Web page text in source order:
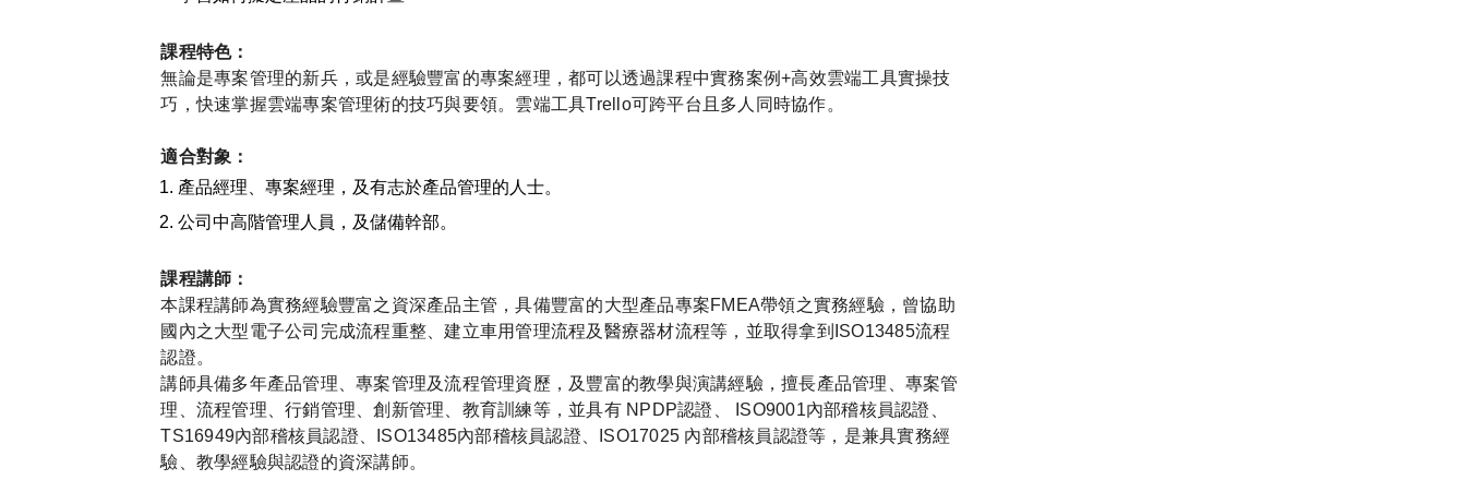
課程特色：
無論是專案管理的新兵，或是經驗豐富的專案經理，都可以透過課程中實務案例+高效雲端工具實操技
巧，快速掌握雲端專案管理術的技巧與要領。雲端工具Trello可跨平台且多人同時協作。
適合對象：
產品經理、專案經理，及有志於產品管理的人士。
公司中高階管理人員，及儲備幹部。
課程講師：
本課程講師為實務經驗豐富之資深產品主管，具備豐富的大型產品專案FMEA帶領之實務經驗，曾協助
國內之大型電子公司完成流程重整、建立車用管理流程及醫療器材流程等，並取得拿到ISO13485流程
認證。
講師具備多年產品管理、專案管理及流程管理資歷，及豐富的教學與演講經驗，擅長產品管理、專案管
理、流程管理、行銷管理、創新管理、教育訓練等，並具有 NPDP認證、 ISO9001內部稽核員認證、
TS16949內部稽核員認證、ISO13485內部稽核員認證、ISO17025 內部稽核員認證等，是兼具實務經
驗、教學經驗與認證的資深講師。